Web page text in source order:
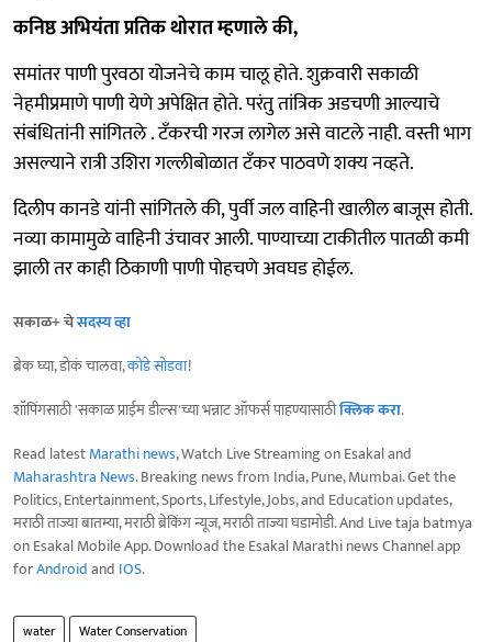
कनिष्ठ अभियंता प्रतिक थोरात म्हणाले की,
समांतर पाणी पुरवठा योजनेचे काम चालू होते. शुक्रवारी सकाळी
नेहमीप्रमाणे पाणी येणे अपेक्षित होते. परंतु तांत्रिक अडचणी आल्याचे
संबंधितांनी सांगितले . टॅंकरची गरज लागेल असे वाटले नाही. वस्ती भाग
असल्याने रात्री उशिरा गल्लीबोळात टॅंकर पाठवणे शक्य नव्हते.
दिलीप कानडे यांनी सांगितले की, पुर्वी जल वाहिनी खालील बाजूस होती.
नव्या कामामुळे वाहिनी उंचावर आली. पाण्याच्या टाकीतील पातळी कमी
झाली तर काही ठिकाणी पाणी पोहचणे अवघड होईल.
सकाळ+ चेसदस्य व्हा
ब्रेक घ्या, डोकं चालवा,कोडे सोडवा!
शॉपिंगसाठी 'सकाळ प्राईम डील्स'च्या भन्नाट ऑफर्स पाहण्यासाठीक्लिक करा.
Read latestMarathi news, Watch Live Streaming on Esakal and
Maharashtra News. Breaking news from India, Pune, Mumbai. Get the
Politics, Entertainment, Sports, Lifestyle, Jobs, and Education updates,
मराठी ताज्या बातम्या, मराठी ब्रेकिंग न्यूज, मराठी ताज्या घडामोडी. And Live taja batmya
on Esakal Mobile App. Download the Esakal Marathi news Channel app
forAndroidand IOS.
water Water Conservation